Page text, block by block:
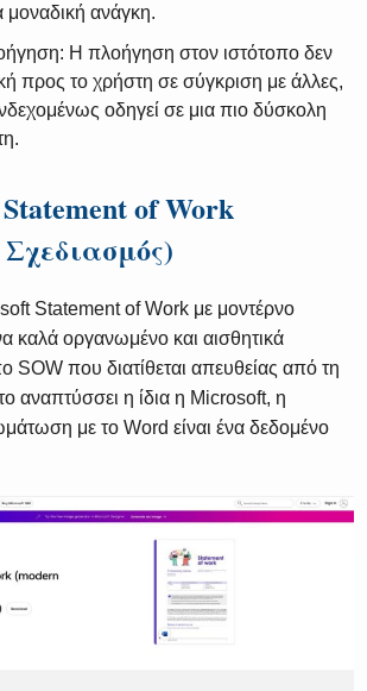
μοναδική ανάγκη.
Η πλοήγηση στον ιστότοπο δεν
προς το χρήστη σε σύγκριση με άλλες,
οδηγεί σε μια πιο δύσκολη
of Work
Statement of Work με μοντέρνο
καλά οργανωμένο και αισθητικά
SOW που διατίθεται απευθείας από τη
αναπτύσσει η ίδια η Microsoft, η
με το Word είναι ένα δεδομένο